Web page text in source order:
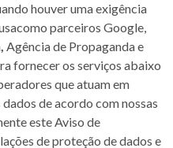
houver uma exigência
parceiros Google,
, Agência de Propaganda e
fornecer os serviços abaixo
que atuam em
de acordo com nossas
este Aviso de
de proteção de dados e